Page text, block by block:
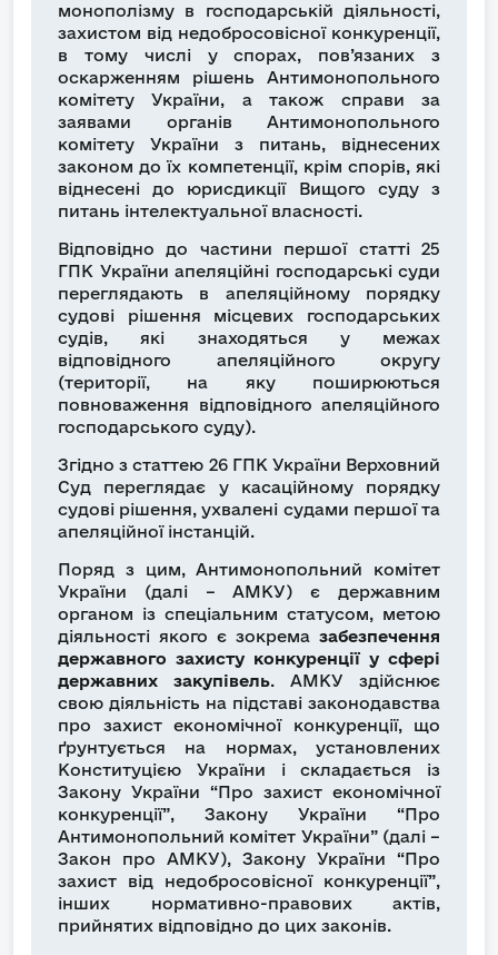
монополізму в господарській діяльності,
захистом від недобросовісної конкуренції,
в тому числі у спорах, пов’язаних з
оскарженням рішень Антимонопольного
комітету України, а також справи за
заявами органів Антимонопольного
комітету України з питань, віднесених
законом до їх компетенції, крім спорів, які
віднесені до юрисдикції Вищого суду з
питань інтелектуальної власності.
Відповідно до частини першої статті 25
ГПК України апеляційні господарські суди
переглядають в апеляційному порядку
судові рішення місцевих господарських
судів, які знаходяться у межах
відповідного апеляційного округу
(території, на яку поширюються
повноваження відповідного апеляційного
господарського суду).
Згідно з статтею 26 ГПК України Верховний
Суд переглядає у касаційному порядку
судові рішення, ухвалені судами першої та
апеляційної інстанцій.
Поряд з цим, Антимонопольний комітет
України (далі – АМКУ) є державним
органом із спеціальним статусом, метою
діяльності якого є зокрема забезпечення
державного захисту конкуренції у сфері
державних закупівель. АМКУ здійснює
свою діяльність на підставі законодавства
про захист економічної конкуренції, що
ґрунтується на нормах, установлених
Конституцією України і складається із
Закону України “Про захист економічної
конкуренції”, Закону України “Про
Антимонопольний комітет України” (далі –
Закон про АМКУ), Закону України “Про
захист від недобросовісної конкуренції”,
інших нормативно-правових актів,
прийнятих відповідно до цих законів.